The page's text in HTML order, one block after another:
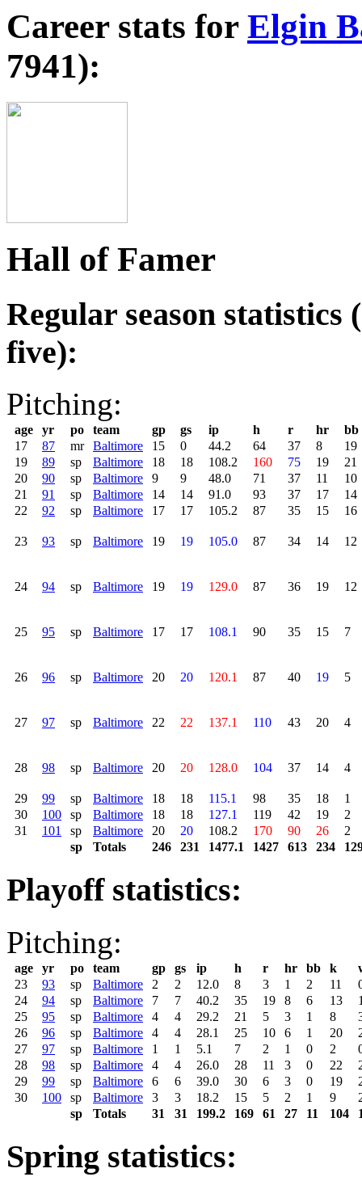
Career stats for Elgin
7941):
Hall of Famer
Regular season statistics (
five):
Pitching:
age yr po team gp gs ip h r hr
bb
17
87 mr Baltimore 15 0 44.2 64 37 8
19
19
89 sp Baltimore 18 18 108.2 160 75 19
21
20
90 sp Baltimore 9 9 48.0 71 37 11
10
21
91 sp Baltimore 14 14 91.0 93 37 17
14
22
92 sp Baltimore 17 17 105.2 87 35 15 16
23 93 sp Baltimore 19 19 105.0 87 34 14 12
24 94 sp Baltimore 19 19 129.0 87 36 19 12
25 95 sp Baltimore 17 17 108.1 90 35 15 7
26 96 sp Baltimore 20 20 120.1 87 40 19 5
27 97 sp Baltimore 22 22 137.1 110 43 20 4
28 98 sp Baltimore 20 20 128.0 104 37 14 4
29 99 sp Baltimore 18 18 115.1 98 35 18
1
30
100 sp Baltimore 18 18 127.1 119 42 19
2
31
101 sp Baltimore 20 20 108.2 170 90 26
2
sp
Totals 246 231 1477.1 1427 613 234
Playoff statistics:
Pitching:
age yr po team gp gs ip h r hr bb k
23
93 sp Baltimore 2 2 12.0 8 3 1 2 11
24
94 sp Baltimore 7 7 40.2 35 19 8 6 13
25
95 sp Baltimore 4 4 29.2 21 5 3 1 8
26
96 sp Baltimore 4 4 28.1 25 10 6 1 20
27
97 sp Baltimore 1 1 5.1 7 2 1 0 2
28
98 sp Baltimore 4 4 26.0 28 11 3 0 22
29
99 sp Baltimore 6 6 39.0 30 6 3 0 19
30
100 sp Baltimore 3 3 18.2 15 5 2 1 9
sp
Totals 31 31 199.2 169 61 27 11 104
Spring statistics: